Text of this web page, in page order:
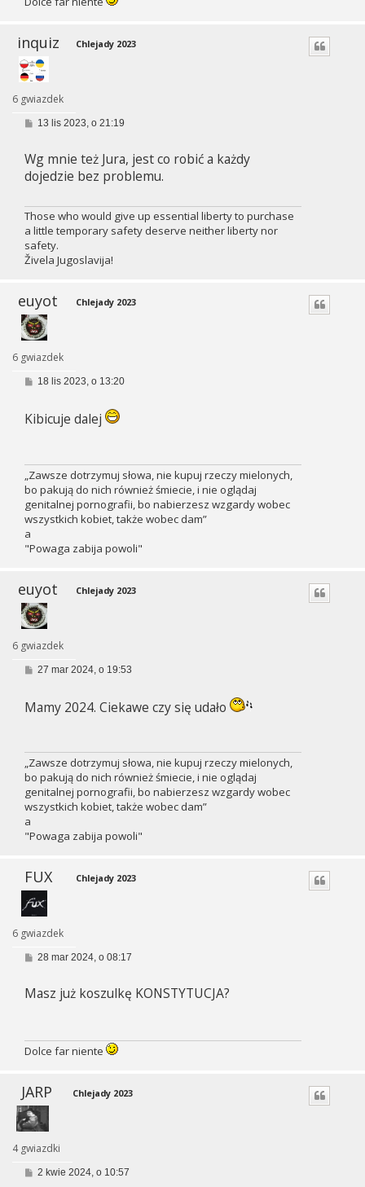
inquiz
6 gwiazdek
Chlejady 2023
P
t
13 lis 2023, o 21:19
Wg mnie też Jura, jest co robić a każdy
dojedzie bez problemu.
Those who would give up essential liberty to purchase
a little temporary safety deserve neither liberty nor
safety.
Živela Jugoslavija!
euyot
6 gwiazdek
Chlejady 2023
P
t
18 lis 2023, o 13:20
Kibicuje dalej
„Zawsze dotrzymuj słowa, nie kupuj rzeczy mielonych,
bo pakują do nich również śmiecie, i nie oglądaj
genitalnej pornografii, bo nabierzesz wzgardy wobec
wszystkich kobiet, także wobec dam”
a
"Powaga zabija powoli"
euyot
6 gwiazdek
Chlejady 2023
P
t
27 mar 2024, o 19:53
Mamy 2024. Ciekawe czy się udało
„Zawsze dotrzymuj słowa, nie kupuj rzeczy mielonych,
bo pakują do nich również śmiecie, i nie oglądaj
genitalnej pornografii, bo nabierzesz wzgardy wobec
wszystkich kobiet, także wobec dam”
a
"Powaga zabija powoli"
FUX
6 gwiazdek
Chlejady 2023
P
t
28 mar 2024, o 08:17
Masz już koszulkę KONSTYTUCJA?
Dolce far niente
JARP
4 gwiazdki
Chlejady 2023
P2 kwie 2024, o 10:57